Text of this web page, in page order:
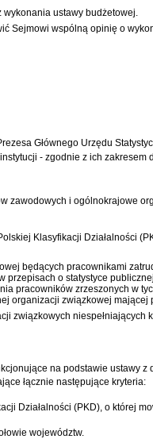
wykonania ustawy budżetowej.
Sejmowi wspólną opinię o
Głównego Urzędu
- zgodnie z ich zakresem
zawodowych i ogólnokrajowe
Klasyfikacji Działalności
będących pracownikami
przepisach o statystyce
pracowników zrzeszonych w
organizacji związkowej mającej
związkowych niespełniających
na podstawie ustawy z
łącznie następujące kryteria:
Działalności (PKD), o której
województw.